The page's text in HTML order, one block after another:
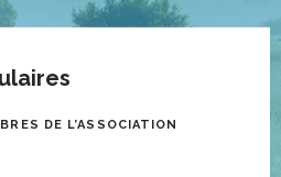
DE L’ASSOCIATION